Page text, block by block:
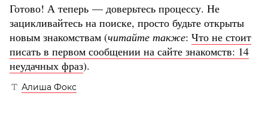
Готово! А теперь — доверьтесь процессу. Не
зацикливайтесь на поиске, просто будьте открыты
новым знакомствам (читайте также: Что не стоит
писать в первом сообщении на сайте знакомств: 14
неудачных фраз).
Алиша Фокс